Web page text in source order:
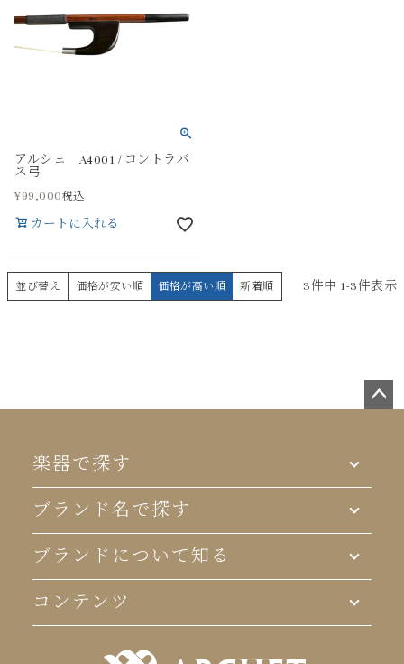
アルシェ A4001 / コントラバ
ス弓
¥99,000税込
カートに入れる
並び替え 価格が安い順 価格が高い順 新着順 3件中 1-3件表示
楽器で探す
ブランド名で探す
ブランドについて知る
コンテンツ